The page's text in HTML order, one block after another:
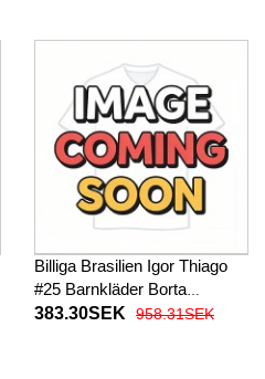
byxor)
Billiga Brasilien Igor Thiago
#25 Barnkläder Borta
fotbollskläder till baby VM
383.30SEK 958.31SEK